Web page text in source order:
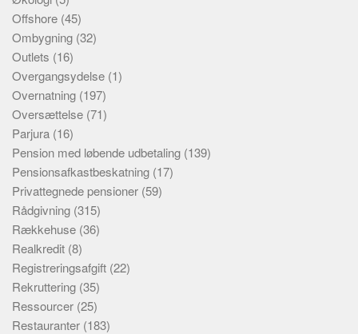
Offshore (45)
Ombygning (32)
Outlets (16)
Overgangsydelse (1)
Overnatning (197)
Oversættelse (71)
Parjura (16)
Pension med løbende udbetaling (139)
Pensionsafkastbeskatning (17)
Privattegnede pensioner (59)
Rådgivning (315)
Rækkehuse (36)
Realkredit (8)
Registreringsafgift (22)
Rekruttering (35)
Ressourcer (25)
Restauranter (183)